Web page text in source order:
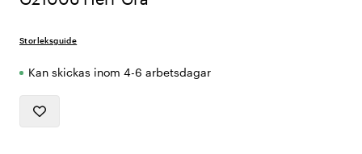
Storleksguide
Kan skickas inom 4-6 arbetsdagar